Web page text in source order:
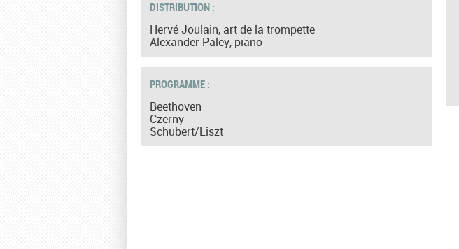
DISTRIBUTION :
Hervé Joulain, art de la trompette
Alexander Paley, piano
PROGRAMME :
Beethoven
Czerny
Schubert/Liszt